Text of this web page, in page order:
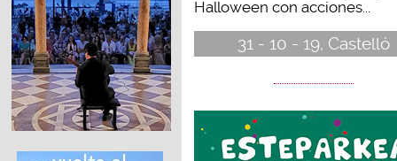
Halloween con acciones...
31 - 10 - 19, Castelló